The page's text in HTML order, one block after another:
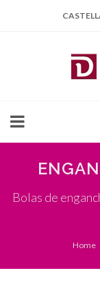
Bolas de
Home